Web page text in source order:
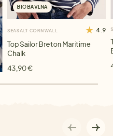
BIOBAVLNA
SEASALT CORNWALL 4.9
Top Sailor Breton Maritime
Chalk
43,90 €